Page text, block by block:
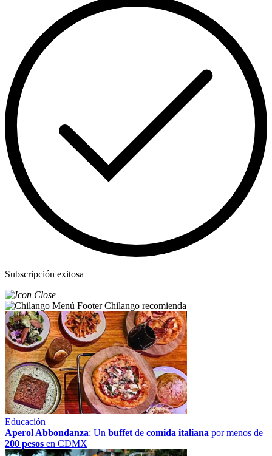
Subscripción exitosa
Chilango recomienda
Educación
Aperol Abbondanza: Un buffet de comida italiana por menos de
200 pesos en CDMX